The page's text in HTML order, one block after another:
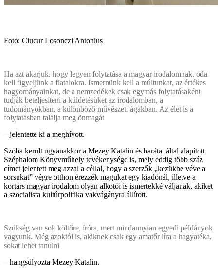
Fotó: Ciucur Losonczi Antonius
Ha azt akarjuk, hogy legyen folytatása a magyar irodalomnak, oda
kell figyeljünk a fiatalokra. Ismernünk kell a múltunkat, az értékes
hagyományainkat, de a nemzedékek csak egymás folytatásaként
tudják beteljesíteni a küldetésüket az irodalomban, a
tudományokban, a különböző művészeti ágakban. Az élet is a
folytatásban találja meg önmagát
– jelentette ki a meghívott.
Szóba került ugyanakkor a Mezey Katalin és barátai által alapított
Széphalom Könyvműhely tevékenysége is, mely eddig több száz
címet jelentett meg azzal a céllal, hogy a szerzők „kezükbe véve a
sorsukat” végre otthon érezzék magukat egy kiadónál, illetve a
kortárs magyar irodalom olyan alkotói is ismertekké váljanak, akiket
a szocialista kultúrpolitika vakvágányra állított.
Szükség van sok költőre, íróra, mert mindannyian egyedi példányok
vagyunk. Még azoktól is, akiknek csak egy amatőr líra a hagyatéka,
sokat lehet tanulni
– hangsúlyozta Mezey Katalin.